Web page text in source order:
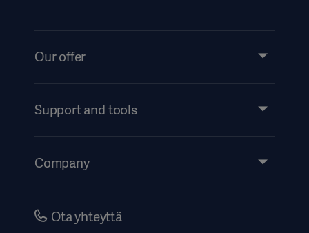
Our offer
Services
Support and tools
Events
Company
CareersOta yhteyttä